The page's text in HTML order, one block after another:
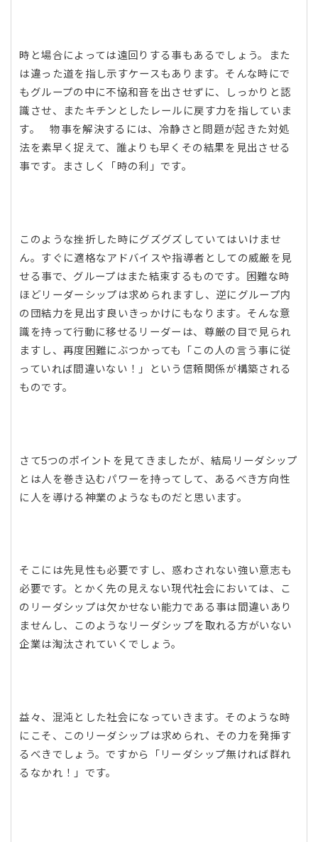
時と場合によっては遠回りする事もあるでしょう。また
は違った道を指し示すケースもあります。そんな時にで
もグループの中に不協和音を出させずに、しっかりと認
識させ、またキチンとしたレールに戻す力を指していま
す。 物事を解決するには、冷静さと問題が起きた対処
法を素早く捉えて、誰よりも早くその結果を見出させる
事です。まさしく「時の利」です。
このような挫折した時にグズグズしていてはいけませ
ん。すぐに適格なアドバイスや指導者としての威厳を見
せる事で、グループはまた結束するものです。困難な時
ほどリーダーシップは求められますし、逆にグループ内
の団結力を見出す良いきっかけにもなります。そんな意
識を持って行動に移せるリーダーは、尊厳の目で見られ
ますし、再度困難にぶつかっても「この人の言う事に従
っていれば間違いない！」という信頼関係が構築される
ものです。
さて5つのポイントを見てきましたが、結局リーダシップ
とは人を巻き込むパワーを持ってして、あるべき方向性
に人を導ける神業のようなものだと思います。
そこには先見性も必要ですし、惑わされない強い意志も
必要です。とかく先の見えない現代社会においては、こ
のリーダシップは欠かせない能力である事は間違いあり
ませんし、このようなリーダシップを取れる方がいない
企業は淘汰されていくでしょう。
益々、混沌とした社会になっていきます。そのような時
にこそ、このリーダシップは求められ、その力を発揮す
るべきでしょう。ですから「リーダシップ無ければ群れ
るなかれ！」です。